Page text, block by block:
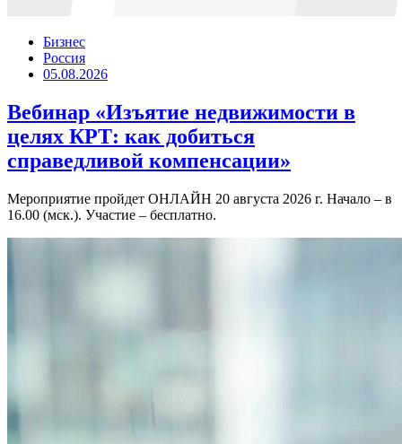
Бизнес
Россия
05.08.2026
Вебинар «Изъятие недвижимости в
целях КРТ: как добиться
справедливой компенсации»
Мероприятие пройдет ОНЛАЙН 20 августа 2026 г. Начало – в
16.00 (мск.). Участие – бесплатно.